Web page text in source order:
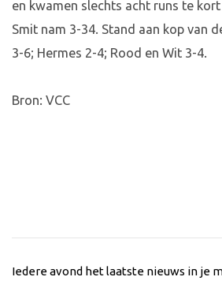
en kwamen slechts acht runs te
Smit nam 3-34. Stand aan kop van
3-6; Hermes 2-4; Rood en Wit 3-4.
Bron: VCC
Iedere avond het laatste nieuws in je